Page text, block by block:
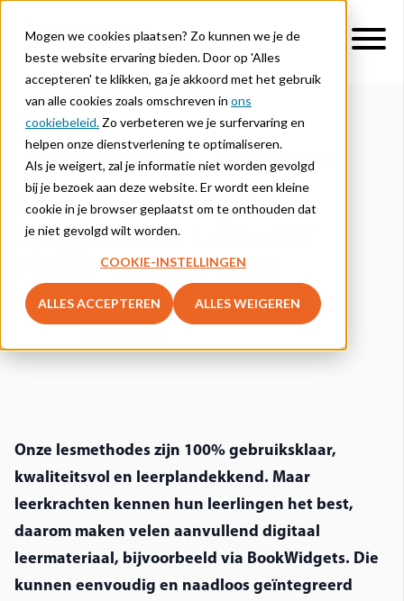
Mogen we cookies plaatsen? Zo kunnen we je de
beste website ervaring bieden. Door op 'Alles
accepteren' te klikken, ga je akkoord met het gebruik
van alle cookies zoals omschreven in ons
cookiebeleid. Zo verbeteren we je surfervaring en
helpen onze dienstverlening te optimaliseren.
Als je weigert, zal je informatie niet worden gevolgd
bij je bezoek aan deze website. Er wordt een kleine
cookie in je browser geplaatst om te onthouden dat
je niet gevolgd wilt worden.
COOKIE-INSTELLINGEN
ALLES ACCEPTEREN ALLES WEIGEREN
DIGITALISERING ONDERWIJS UPDATES PLATFORM
Jouw BookWidgets
integreren in Lernova?
Fluitje van een cent!
Onze lesmethodes zijn 100% gebruiksklaar,
kwaliteitsvol en leerplandekkend. Maar
leerkrachten kennen hun leerlingen het best,
daarom maken velen aanvullend digitaal
leermateriaal, bijvoorbeeld via BookWidgets. Die
kunnen eenvoudig en naadloos geïntegreerd